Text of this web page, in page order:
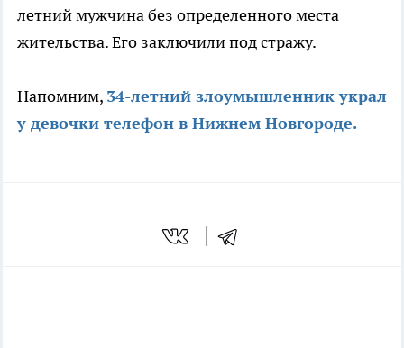
летний мужчина без определенного места
жительства. Его заключили под стражу.
Напомним, 34-летний злоумышленник украл
у девочки телефон в Нижнем Новгороде.